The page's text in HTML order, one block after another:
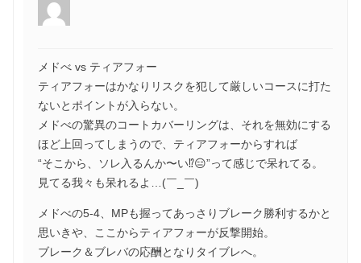
メドべ vs ティアフォー
ティアフォーはかなりリスクを犯して厳しいコースに打た
ないとポイントが入らない。
メドべの驚異のコートカバーリングは、それを無効にする
ほど上回ってしまうので、ティアフォーからすれば
“そこから、ソレ入るんか〜い⁉😑”って感じで呆れてる。
見てる我々も呆れるよ…(￣_￣)
メドべの5-4、MPも握ってあっさりブレーク勝利するかと
思いきや、ここからティアフォーが反撃開始。
ブレーク＆ブレバの応酬となりタイブレへ。